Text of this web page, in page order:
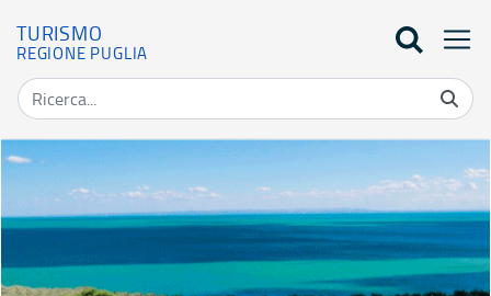
TURISMO
REGIONE PUGLIA
Home - Turismo